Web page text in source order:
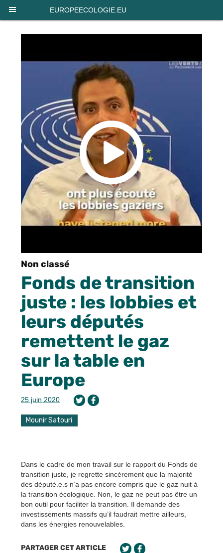
EUROPEECOLOGIE.EU
Non classé
Fonds de transition
juste : les lobbies et
leurs députés
remettent le gaz
sur la table en
Europe
25 juin 2020
Mounir Satouri
Dans le cadre de mon travail sur le rapport du Fonds de
transition juste, je regrette sincèrement que la majorité
des député.e.s n’a pas encore compris que le gaz nuit à
la transition écologique. Non, le gaz ne peut pas être un
bon outil pour faciliter la transition. Il demande des
investissements massifs qu’il faudrait mettre ailleurs,
dans les énergies renouvelables.
PARTAGER CET ARTICLE